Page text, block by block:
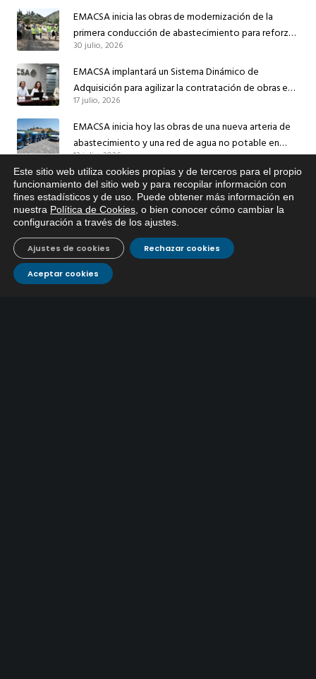
EMACSA inicia las obras de modernización de la
primera conducción de abastecimiento para reforzar
el suministro de agua de Córdoba
30 julio, 2026
EMACSA implantará un Sistema Dinámico de
Adquisición para agilizar la contratación de obras en
sus redes e instalaciones
17 julio, 2026
EMACSA inicia hoy las obras de una nueva arteria de
abastecimiento y una red de agua no potable en
Ingeniero Ruiz de Azúa
13 julio, 2026
Caracterización ZA Córdoba Red Quemadas- 1ª Sem
2026
9 julio, 2026
Caracterización ZA Córdoba Red Carrera Caballo-1º
Sem 2026
9 julio, 2026
Este sitio web utiliza cookies propias y de terceros para el propio
funcionamiento del sitio web y para recopilar información con
fines estadísticos y de uso. Puede obtener más información en
nuestra Política de Cookies , o bien conocer cómo cambiar la
configuración a través de los ajustes
Aceptar cookies
Rechazar cookies
Ajustes de cookies
Si tiene cualquier duda sobre
EMACSA, haga click abajo.